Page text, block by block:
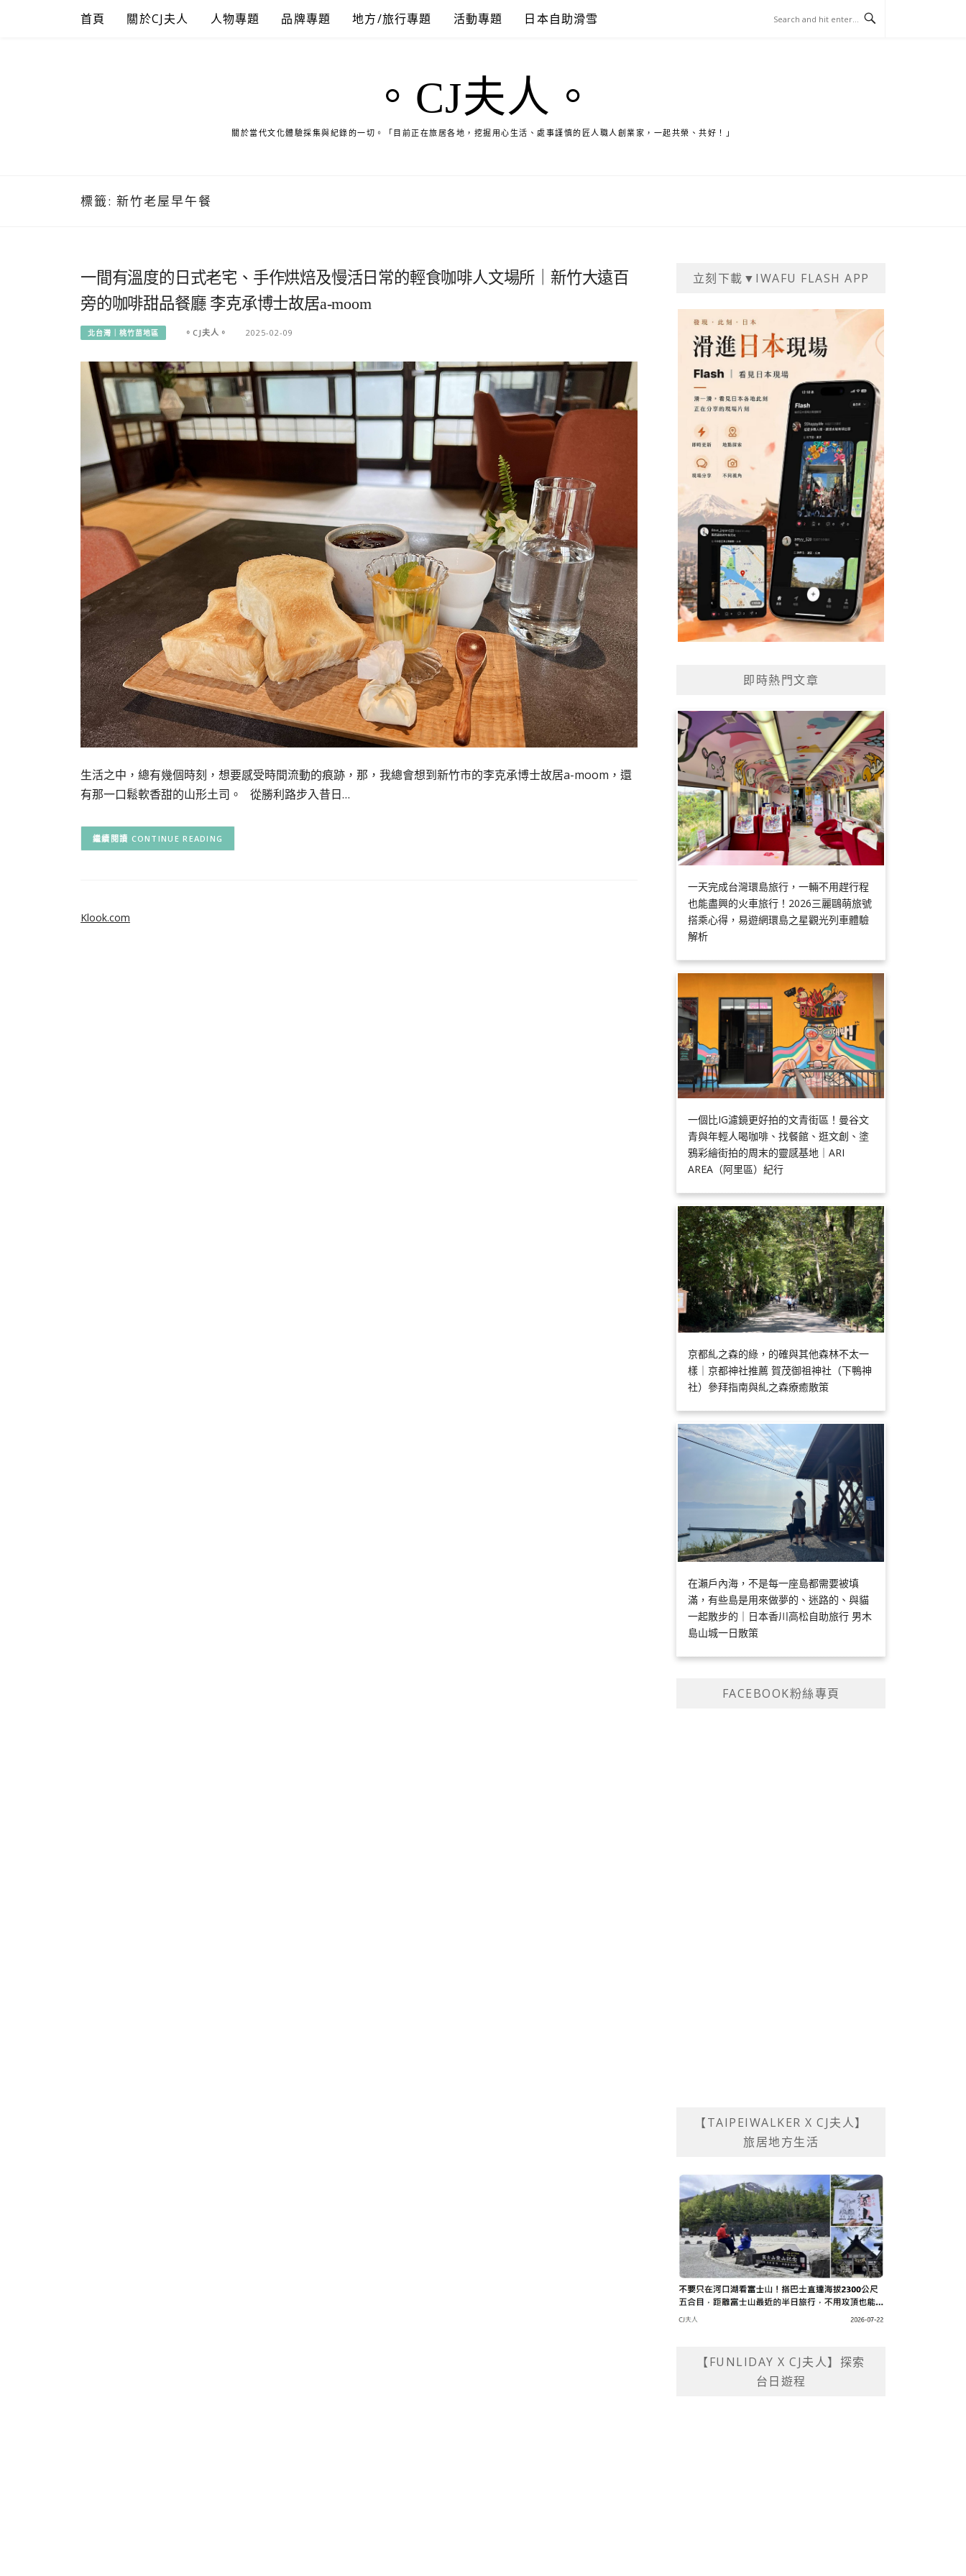
首頁 關於CJ夫人 人物專題 品牌專題 地方/旅行專題 活動專題 日本自助滑雪
。CJ夫人。
關於當代文化體驗採集與紀錄的一切。「目前正在旅居各地，挖掘用心生活、處事謹慎的匠人職人創業家，一起共榮、共好！」
標籤: 新竹老屋早午餐
一間有溫度的日式老宅、手作烘焙及慢活日常的輕食咖啡人文場所｜新竹大遠百
旁的咖啡甜品餐廳 李克承博士故居a-moom
北台灣｜桃竹苗地區 。CJ夫人。 2025-02-09
生活之中，總有幾個時刻，想要感受時間流動的痕跡，那，我總會想到新竹市的李克承博士故居a-moom，還
有那一口鬆軟香甜的山形土司。 從勝利路步入昔日…
CONTINUE READING
立刻下載▼IWAFU FLASH APP
即時熱門文章
一天完成台灣環島旅行，一輛不用趕行程
也能盡興的火車旅行！2026三麗鷗萌旅號
搭乘心得，易遊網環島之星觀光列車體驗
解析
一個比IG濾鏡更好拍的文青街區！曼谷文
青與年輕人喝咖啡、找餐館、逛文創、塗
鴉彩繪街拍的周末的靈感基地｜ARI
AREA（阿里區）紀行
京都糺之森的綠，的確與其他森林不太一
樣｜京都神社推薦 賀茂御祖神社（下鴨神
社）參拜指南與糺之森療癒散策
在瀨戶內海，不是每一座島都需要被填
滿，有些島是用來做夢的、迷路的、與貓
一起散步的｜日本香川高松自助旅行 男木
島山城一日散策
FACEBOOK粉絲專頁
【TAIPEIWALKER X CJ夫人】
旅居地方生活
【FUNLIDAY X CJ夫人】探索
台日遊程
Klook.com